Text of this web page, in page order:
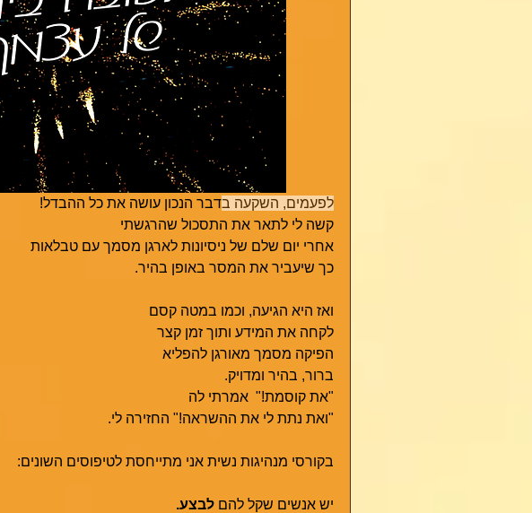
לפעמים, השקעה בדבר הנכון עושה את כל ההבדל!
קשה לי לתאר את התסכול שהרגשתי
אחרי יום שלם של ניסיונות לארגן מסמך עם טבלאות
כך שיעביר את המסר באופן בהיר.
ואז היא הגיעה, וכמו במטה קסם
לקחה את המידע ותוך זמן קצר
הפיקה מסמך מאורגן להפליא
ברור, בהיר ומדויק.
"את קוסמת!"  אמרתי לה
"ואת נתת לי את ההשראה!" החזירה לי.
בקורסי מנהיגות נשית אני מתייחסת לטיפוסים השונים:
יש אנשים שקל להם לבצע.